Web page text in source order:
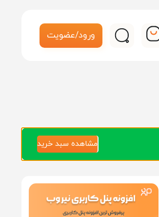
ورود/عضویت
مشاهده سبد خرید